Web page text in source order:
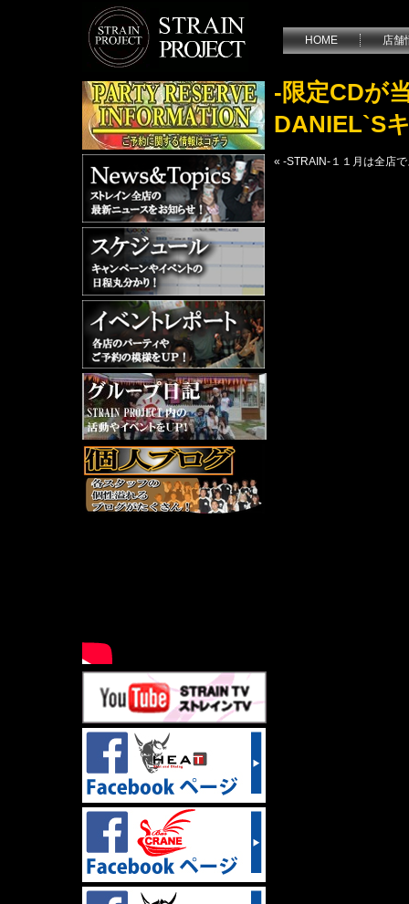
HOME 店舗
-限定CDが
DANIEL`S
« -STRAIN-１１月は全店